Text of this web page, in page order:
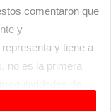
comentaron que
y
y tiene a
no es la primera
Control de